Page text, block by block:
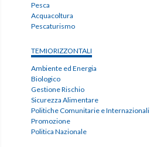
Pesca
Acquacoltura
Pescaturismo
TEMIORIZZONTALI
Ambiente ed Energia
Biologico
Gestione Rischio
Sicurezza Alimentare
Politiche Comunitarie e Internazionali
Promozione
Politica Nazionale